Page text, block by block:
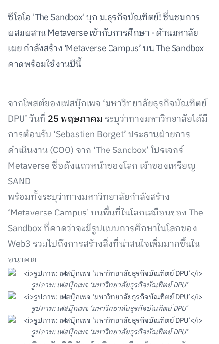
ซีโอโอ 'The Sandbox' บุก ม.ธุรกิจบัณฑิตย์! ชื่นชมการ
ผสมผสาน Metaverse เข้ากับการศึกษา - ด้านมหาลัย
เผย กำลังสร้าง ‘Metaverse Campus’ บน The Sandbox
คาดพร้อมใช้งานปีนี้
จากโพสต์ของเฟสบุ๊กเพจ ‘มหาวิทยาลัยธุรกิจบัณฑิตย์
DPU’ วันที่ 25 พฤษภาคม ระบุว่าทางมหาวิทยาลัยได้มี
การต้อนรับ ‘Sebastien Borget’ ประธานฝ่ายการ
ดำเนินงาน (COO) จาก ‘The Sandbox’ โปรเจกร์
Metaverse ชื่อดังแถวหน้าของโลก เจ้าของเหรียญ
SAND
พร้อมทั้งระบุว่าทางมหาวิทยาลัยกำลังสร้าง
‘Metaverse Campus’ บนพื้นที่ในโลกเสมือนของ The
Sandbox ที่คาดว่าจะมีรูปแบบการศึกษาในโลกของ
Web3 รวมไปถึงการสร้างสิ่งที่น่าสนใจเพิ่มมากขึ้นใน
อนาคต
รูปภาพ: เฟสบุ๊กเพจ ‘มหาวิทยาลัยธุรกิจบัณฑิตย์ DPU’
รูปภาพ: เฟสบุ๊กเพจ ‘มหาวิทยาลัยธุรกิจบัณฑิตย์ DPU’
รูปภาพ: เฟสบุ๊กเพจ ‘มหาวิทยาลัยธุรกิจบัณฑิตย์ DPU’